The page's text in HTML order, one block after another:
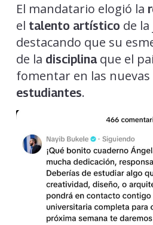
El mandatario elogió la
el talento artístico de
destacando que su
de la disciplinaque el
fomentar en las
estudiantes.